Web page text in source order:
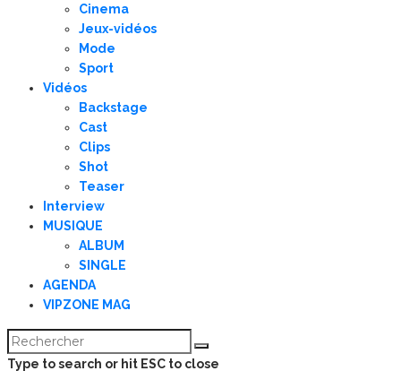
Cinema
Jeux-vidéos
Mode
Sport
Vidéos
Backstage
Cast
Clips
Shot
Teaser
Interview
MUSIQUE
ALBUM
SINGLE
AGENDA
VIPZONE MAG
Type to search or hit ESC to close